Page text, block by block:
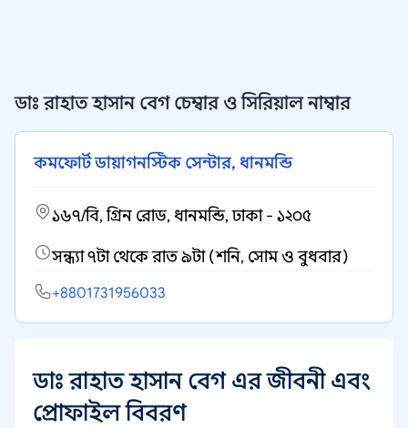
ডাঃ রাহাত হাসান বেগ চেম্বার ও সিরিয়াল নাম্বার
কমফোর্ট ডায়াগনস্টিক সেন্টার, ধানমন্ডি
১৬৭/বি, গ্রিন রোড, ধানমন্ডি, ঢাকা - ১২০৫
সন্ধ্যা ৭টা থেকে রাত ৯টা (শনি, সোম ও বুধবার)
+8801731956033
ডাঃ রাহাত হাসান বেগ এর জীবনী এবং
প্রোফাইল বিবরণ